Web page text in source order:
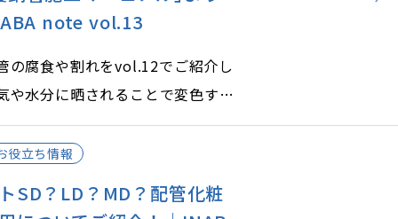
note vol.13
の腐食や割れをvol.12でご紹介し
や水分に晒されることで変色する
。
して、未然に予防する対策をしま
役立ち情報
SD？LD？MD？配管化粧